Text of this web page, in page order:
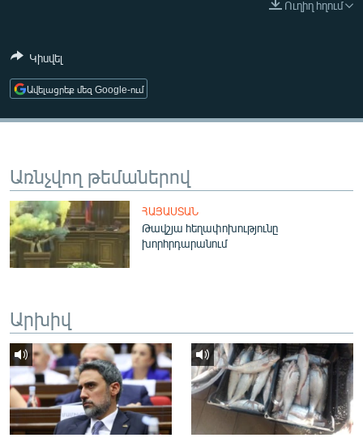
ՄԵԿՆԱԲԱՆՈՒԹՅՈՒՆ
ԱՐԽԻՎ
ՏԵՍԱՆՅՈՒԹԵՐ
ԲԱՆԱՎԵՃ
Հայերեն
English
Русский
Ուղիղ հղում
Կիսվել
Ավելացրեք մեզ Google-ում
Առնչվող թեմաներով
ՀԱՅԱՍՏԱՆ
Թավշյա հեղափոխությունը
խորհրդարանում
Արխիվ